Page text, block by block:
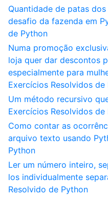
Quantidade de patas
desafio da fazenda em
de Python
Numa promoção
loja quer dar descontos
especialmente para
Exercícios Resolvidos de
Um método recursivo
Exercícios Resolvidos de
Como contar as
arquivo texto usando
Python
Ler um número inteiro,
los individualmente
Resolvido de Python